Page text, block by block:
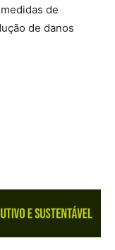
de
de danos